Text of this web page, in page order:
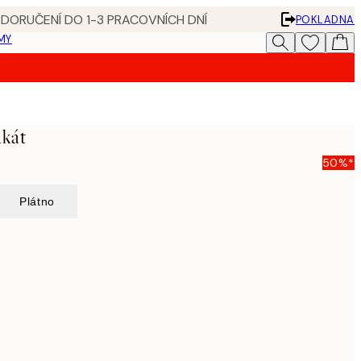
DO 1-3 PRACOVNÍCH DNÍ
POKLADNA
50%*
Plátno